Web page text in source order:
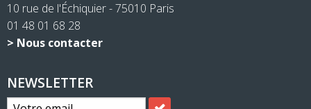
10 rue de l'Échiquier - 75010 Paris
01 48 01 68 28
> Nous contacter
NEWSLETTER